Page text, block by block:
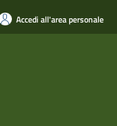
Accedi all'area personale